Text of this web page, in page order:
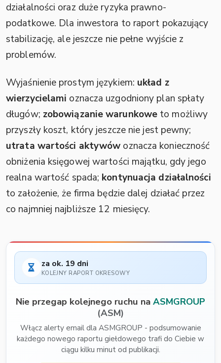
działalności oraz duże ryzyka prawno-
podatkowe. Dla inwestora to raport pokazujący
stabilizację, ale jeszcze nie pełne wyjście z
problemów.
Wyjaśnienie prostym językiem: układ z
wierzycielami oznacza uzgodniony plan spłaty
długów; zobowiązanie warunkowe to możliwy
przyszły koszt, który jeszcze nie jest pewny;
utrata wartości aktywów oznacza konieczność
obniżenia księgowej wartości majątku, gdy jego
realna wartość spada; kontynuacja działalności
to założenie, że firma będzie dalej działać przez
co najmniej najbliższe 12 miesięcy.
za ok. 19 dni
KOLEJNY RAPORT OKRESOWY
Nie przegap kolejnego ruchu na ASMGROUP
(ASM)
Włącz alerty email dla ASMGROUP - podsumowanie
każdego nowego raportu giełdowego trafi do Ciebie w
ciągu kilku minut od publikacji.